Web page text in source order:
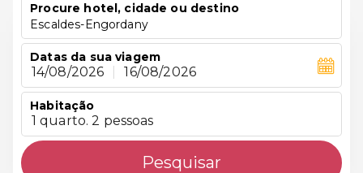
Procure hotel, cidade ou destino
Escaldes-Engordany
Datas da sua viagem
14/08/2026 16/08/2026
Habitação
1 quarto. 2 pessoas
Pesquisar